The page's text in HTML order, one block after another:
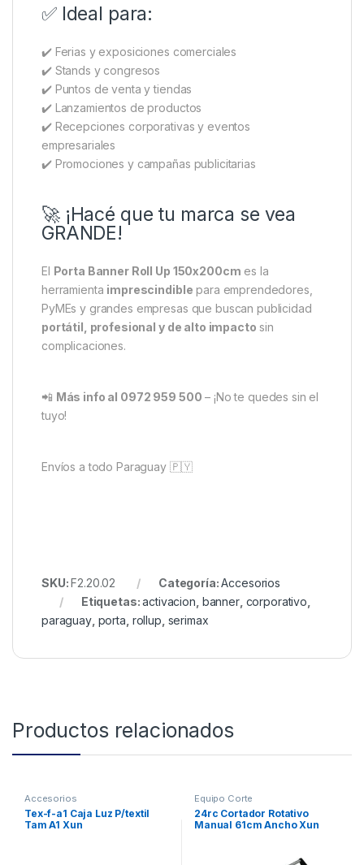
✅ Ideal para:
✔️ Ferias y exposiciones comerciales
✔️ Stands y congresos
✔️ Puntos de venta y tiendas
✔️ Lanzamientos de productos
✔️ Recepciones corporativas y eventos
empresariales
✔️ Promociones y campañas publicitarias
🚀 ¡Hacé que tu marca se vea
GRANDE!
El Porta Banner Roll Up 150x200cm es la
herramienta imprescindible para emprendedores,
PyMEs y grandes empresas que buscan publicidad
portátil, profesional y de alto impacto sin
complicaciones.
📲 Más info al 0972 959 500 – ¡No te quedes sin el
tuyo!
Envíos a todo Paraguay 🇵🇾
SKU:F2.20.02 Categoría:Accesorios
Etiquetas:activacion banner, corporativo
paraguay, porta rollup serimax
Productos relacionados
Accesorios
Tex-f-a1 Caja Luz P/textil
Tam A1 Xun
Equipo Corte
24rc Cortador Rotativo
Manual 61cm Ancho Xun